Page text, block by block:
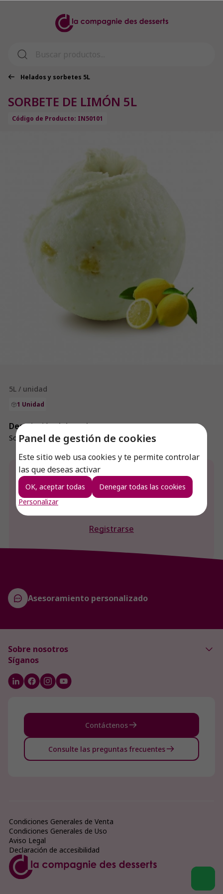
Panel de gestión de cookies
Este sitio web usa cookies y te permite controlar
las que deseas activar
OK, aceptar todas
Denegar todas las cookies
Personalizar
Helados y sorbetes 5L
SORBETE DE LIMÓN 5L
Código de Producto: IN50101
5L / unidad
1 Unidad
Descripción del producto
Sorbete.
¿Desea conocer el precio de este producto?
Iniciar sesión
Registrarse
Asesoramiento personalizado
Sobre nosotros
Síganos
Contáctenos
Consulte las preguntas frecuentes
Condiciones Generales de Venta
Condiciones Generales de Uso
Aviso Legal
Declaración de accesibilidad